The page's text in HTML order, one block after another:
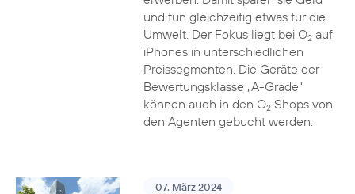
und tun gleichzeitig etwas für die
Umwelt. Der Fokus liegt bei O2auf
iPhones in unterschiedlichen
Preissegmenten. Die Geräte der
Bewertungsklasse „A-Grade“
können auch in den O2Shops von
den Agenten gebucht werden.
07. März 2024